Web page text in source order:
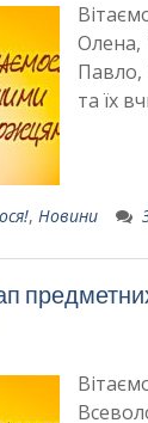
Олена,
Павло,
та їх
, Новини